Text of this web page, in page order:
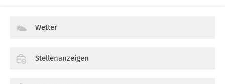
Wetter
Stellenanzeigen